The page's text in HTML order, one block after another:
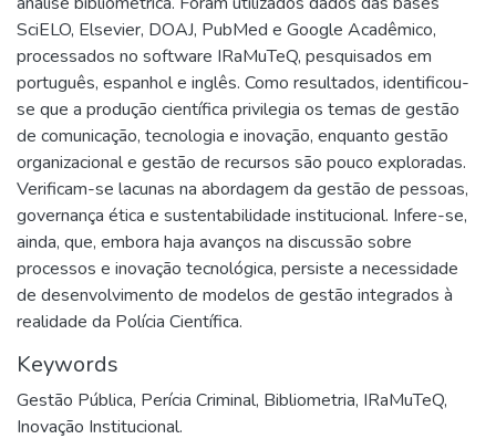
SciELO, Elsevier, DOAJ, PubMed e Google Acadêmico,
processados no software IRaMuTeQ, pesquisados em
português, espanhol e inglês. Como resultados, identificou-
se que a produção científica privilegia os temas de gestão
de comunicação, tecnologia e inovação, enquanto gestão
organizacional e gestão de recursos são pouco exploradas.
Verificam-se lacunas na abordagem da gestão de pessoas,
governança ética e sustentabilidade institucional. Infere-se,
ainda, que, embora haja avanços na discussão sobre
processos e inovação tecnológica, persiste a necessidade
de desenvolvimento de modelos de gestão integrados à
realidade da Polícia Científica.
Keywords
Gestão Pública, Perícia Criminal, Bibliometria, IRaMuTeQ,
Inovação Institucional.